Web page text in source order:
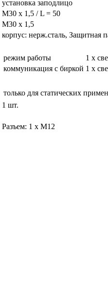
установка заподлицо
M30 x 1,5 / L = 50
M30 x 1,5
корпус: нерж.сталь, Защитная
режим работы
1 x
коммуникация с биркой 1 x
только для статических
1 шт.
Разъем: 1 x M12